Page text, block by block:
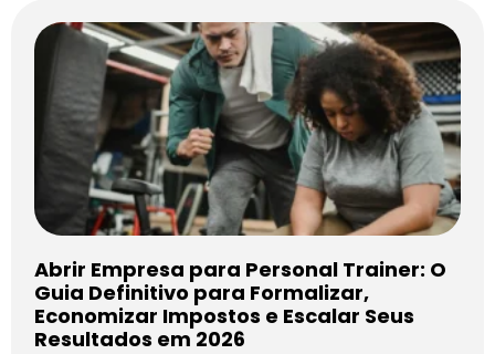
Abrir Empresa para Personal Trainer: O
Guia Definitivo para Formalizar,
Economizar Impostos e Escalar Seus
Resultados em 2026